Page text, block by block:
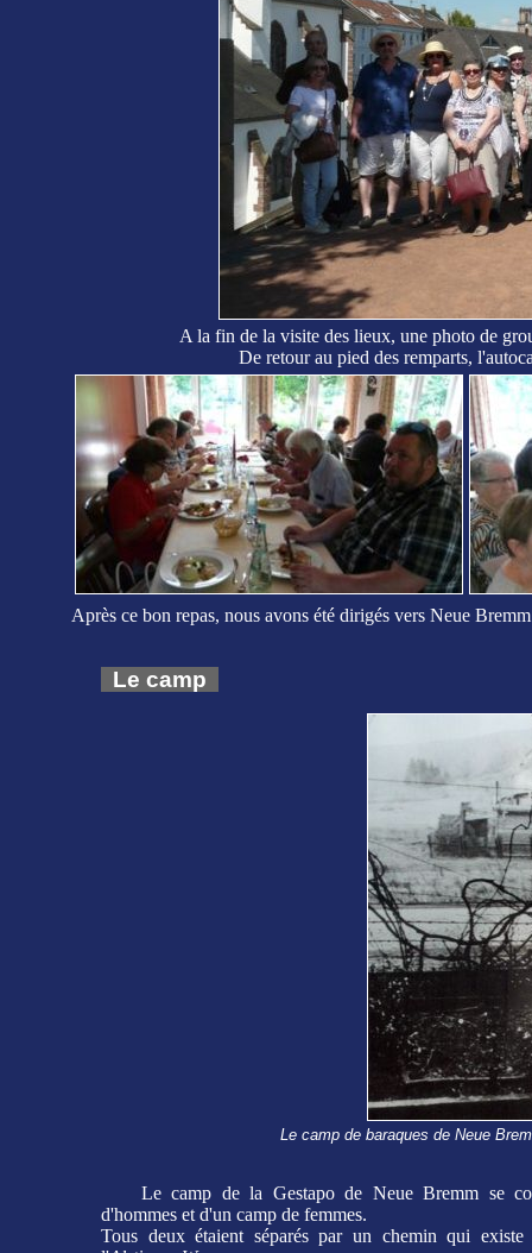
A la fin de la visite des lieux, une photo de
De retour au pied des remparts,
Après ce bon repas, nous avons été dirigés vers Neue
Le camp
Le camp de baraques de Neue
Le camp de la Gestapo de Neue Bremm se
d'hommes et d'un camp de femmes.
Tous deux étaient séparés par un chemin qui existe